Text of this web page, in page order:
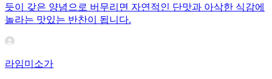
듯이 갖은 양념으로 버무리면 자연적인 단맛과 아삭한 식감에
놀라는 맛있는 반찬이 됩니다.
라임미소가